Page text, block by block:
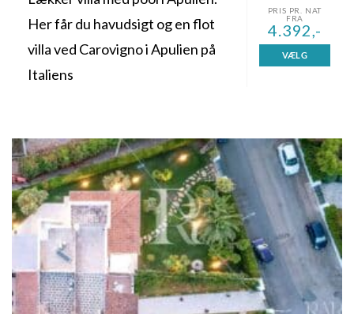
Her får du havudsigt og en flot
villa ved Carovigno i Apulien på
Italiens
PRIS PR. NAT
FRA
4.392,-
VÆLG